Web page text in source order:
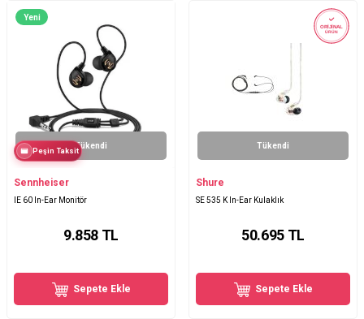
Yeni
Tükendi
Peşin Taksit
Sennheiser
IE 60 In-Ear Monitör
9.858 TL
Sepete Ekle
Tükendi
ORİJİNAL
ÜRÜN
Shure
SE 535 K In-Ear Kulaklık
50.695TL
Sepete Ekle